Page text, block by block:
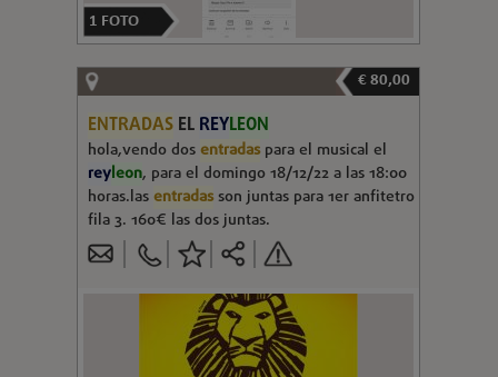
1 FOTO
€ 80,00
ENTRADASEL REYLEON
hola,vendo dosentradaspara el musical el
reyleon, para el domingo 18/12/22 a las 18:00
horas.lasentradasson juntas para 1er anfitetro
fila 3. 160€ las dos juntas.